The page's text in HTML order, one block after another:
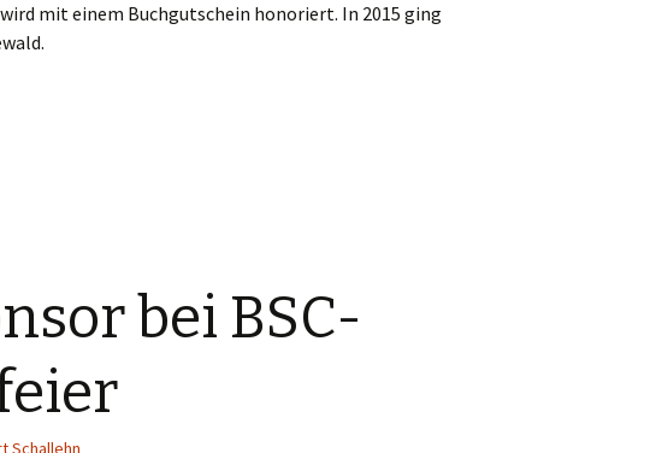
mit einem Buchgutschein honoriert. In 2015 ging
bei BSC-
Schallehn